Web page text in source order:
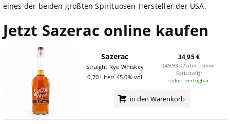
eines der beiden größten Spirituosen-Hersteller der USA.
Jetzt Sazerac online kaufen
Sazerac
Straight Rye Whiskey
0,70 Liter/ 45.0% vol
34,95 €
(49,93 €/Liter - ohne
Farbstoff)¹
sofort verfügbar
in den Warenkorb